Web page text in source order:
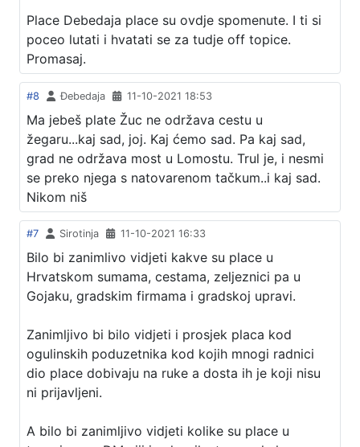
Place Debedaja place su ovdje spomenute. I ti si
poceo lutati i hvatati se za tudje off topice.
Promasaj.
#8 Đebedaja 11-10-2021 18:53
Ma jebeš plate Žuc ne održava cestu u
žegaru...kaj sad, joj. Kaj ćemo sad. Pa kaj sad,
grad ne održava most u Lomostu. Trul je, i nesmi
se preko njega s natovarenom tačkum..i kaj sad.
Nikom niš
#7 Sirotinja 11-10-2021 16:33
Bilo bi zanimlivo vidjeti kakve su place u
Hrvatskom sumama, cestama, zeljeznici pa u
Gojaku, gradskim firmama i gradskoj upravi.
Zanimljivo bi bilo vidjeti i prosjek placa kod
ogulinskih poduzetnika kod kojih mnogi radnici
dio place dobivaju na ruke a dosta ih je koji nisu
ni prijavljeni.
A bilo bi zanimljivo vidjeti kolike su place u